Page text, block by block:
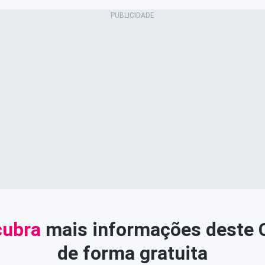
mais informações deste
de forma gratuita